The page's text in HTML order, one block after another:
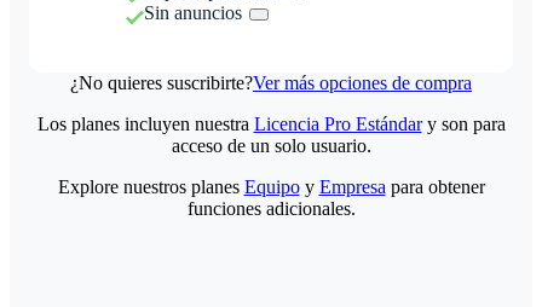
Sin anuncios
¿No quieres suscribirte?Ver más opciones de compra
Los planes incluyen nuestra Licencia Pro Estándary son para
acceso de un solo usuario.
Explore nuestros planes Equipoy Empresa para obtener
funciones adicionales.